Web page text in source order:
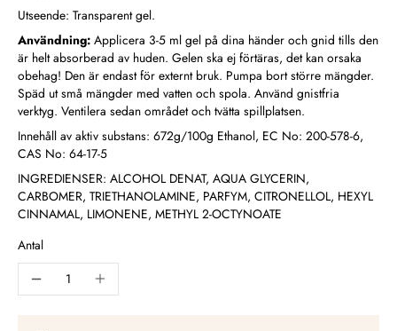
Utseende: Transparent gel.
Användning: Applicera 3-5 ml gel på dina händer och gnid tills den
är helt absorberad av huden. Gelen ska ej förtäras, det kan orsaka
obehag! Den är endast för externt bruk. Pumpa bort större mängder.
Späd ut små mängder med vatten och spola. Använd gnistfria
verktyg. Ventilera sedan området och tvätta spillplatsen.
Innehåll av aktiv substans: 672g/100g Ethanol, EC No: 200-578-6,
CAS No: 64-17-5
INGREDIENSER: ALCOHOL DENAT, AQUA GLYCERIN,
CARBOMER, TRIETHANOLAMINE, PARFYM, CITRONELLOL, HEXYL
CINNAMAL, LIMONENE, METHYL 2-OCTYNOATE
Antal